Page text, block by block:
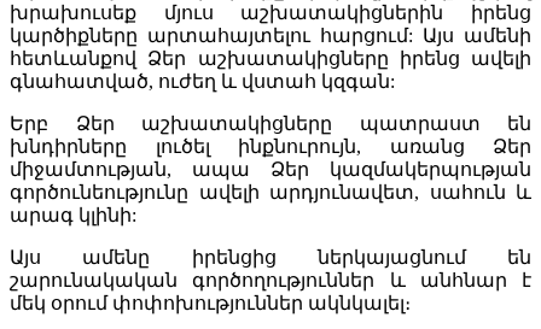
խրախուսեք մյուս աշխատակիցներին իրենց
կարծիքները արտահայտելու հարցում: Այս ամենի
հետևանքով Ձեր աշխատակիցները իրենց ավելի
գնահատված, ուժեղ և վստահ կզգան:
Երբ Ձեր աշխատակիցները պատրաստ են
խնդիրները լուծել ինքնուրույն, առանց Ձեր
միջամտության, ապա Ձեր կազմակերպության
գործունեությունը ավելի արդյունավետ, սահուն և
արագ կլինի:
Այս ամենը իրենցից ներկայացնում են
շարունակական գործողություններ և անհնար է
մեկ օրում փոփոխություններ ակնկալել։